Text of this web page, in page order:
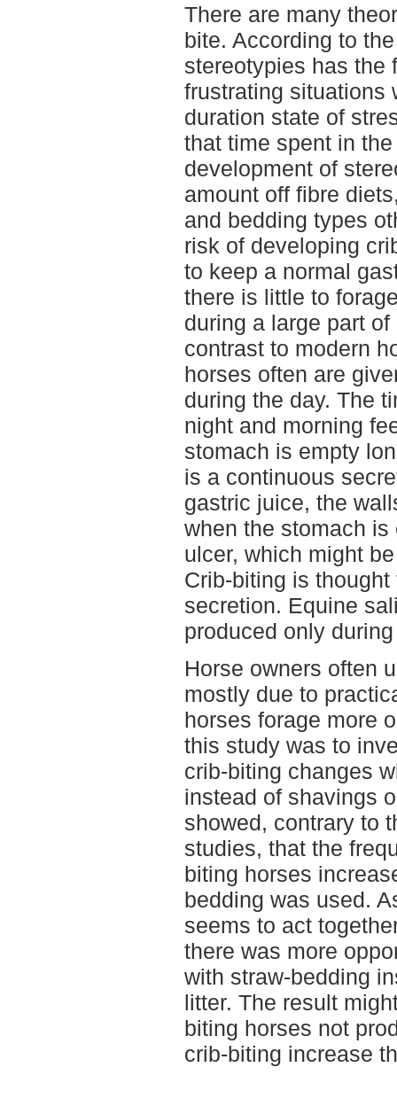
There are many
bite. According to
stereotypies has the
frustrating situations
duration state of
that time spent in
development of
amount off fibre
and bedding types
risk of developing
to keep a normal
there is little to
during a large part
contrast to modern
horses often are
during the day. The
night and morning
stomach is empty
is a continuous
gastric juice, the
when the stomach
ulcer, which might
Crib-biting is
secretion. Equine
produced only
Horse owners often
mostly due to
horses forage more
this study was to
crib-biting changes
instead of shavings
showed, contrary to
studies, that the
biting horses
bedding was used.
seems to act
there was more
with straw-bedding
litter. The result
biting horses not
crib-biting increase